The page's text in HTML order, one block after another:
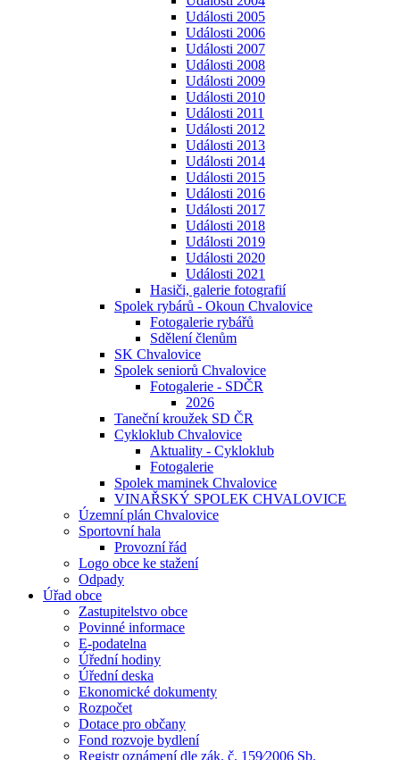
Události 2005
Události 2006
Události 2007
Události 2008
Události 2009
Události 2010
Události 2011
Události 2012
Události 2013
Události 2014
Události 2015
Události 2016
Události 2017
Události 2018
Události 2019
Události 2020
Události 2021
Hasiči, galerie fotografií
Spolek rybárů - Okoun Chvalovice
Fotogalerie rybářů
Sdělení členům
SK Chvalovice
Spolek seniorů Chvalovice
Fotogalerie - SDČR
2026
Taneční kroužek SD ČR
Cykloklub Chvalovice
Aktuality - Cykloklub
Fotogalerie
Spolek maminek Chvalovice
VINAŘSKÝ SPOLEK CHVALOVICE
Územní plán Chvalovice
Sportovní hala
Provozní řád
Logo obce ke stažení
Odpady
Úřad obce
Zastupitelstvo obce
Povinné informace
E-podatelna
Úřední hodiny
Úřední deska
Ekonomické dokumenty
Rozpočet
Dotace pro občany
Fond rozvoje bydlení
Registr oznámení dle zák. č. 159⁄2006 Sb.